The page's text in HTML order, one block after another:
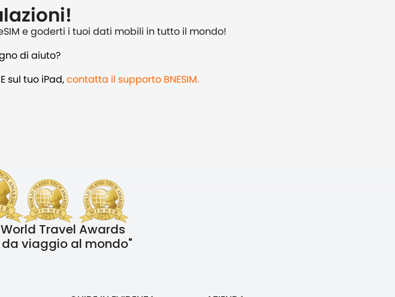
e goderti i tuoi dati mobili in tutto il mondo!
di aiuto?
sul tuo iPad,contatta il supporto BNESIM.
Travel Awards
da viaggio al mondo"